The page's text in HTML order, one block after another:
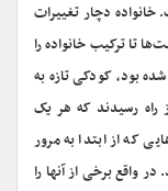
دچار تغییرات
تا ترکیب خانواده را
بود، کودکی تازه به
راه رسیدند که هر یک
که از ابتدا به مرور
واقع برخی از آنها را